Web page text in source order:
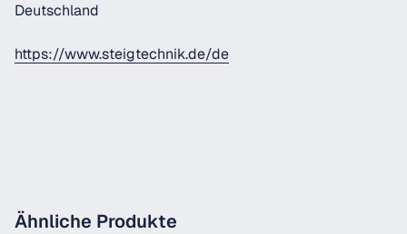
Deutschland
https://www.steigtechnik.de/de
Ähnliche Produkte